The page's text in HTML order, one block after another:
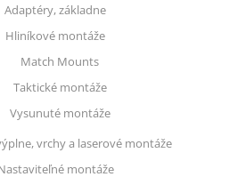
Adaptéry, základne
Hliníkové montáže
Match Mounts
Taktické montáže
Vysunuté montáže
vrchy a laserové montáže
montáže